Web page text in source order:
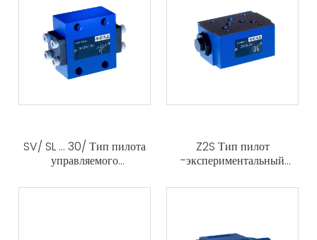
SV/ SL ... 30/ Тип пилота
управляемого
Z2S Тип пилот
-экспериментальный
сэндвит -пластин